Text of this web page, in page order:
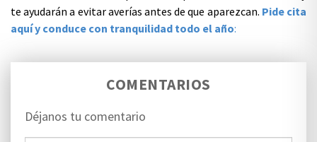
te ayudarán a evitar averías antes de que aparezcan. Pide cita
aquí y conduce con tranquilidad todo el año:
COMENTARIOS
Déjanos tu comentario